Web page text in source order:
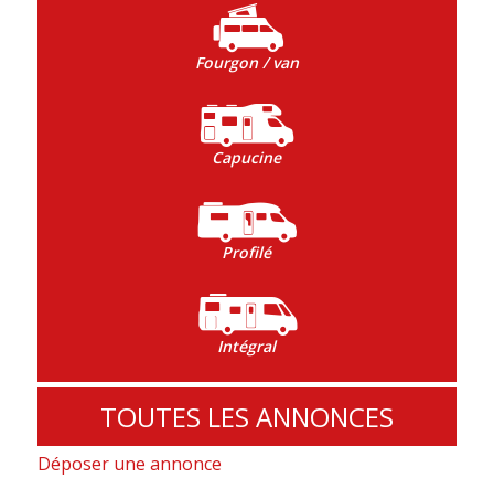
Fourgon / van
Capucine
Profilé
Intégral
TOUTES LES ANNONCES
Déposer une annonce